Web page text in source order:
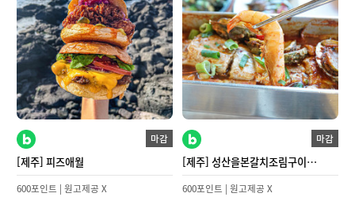
마감
[제주] 피즈애월
600포인트 | 원고제공 X
마감
[제주] 성산을본갈치조림구이
제주성산일출봉점
600포인트 | 원고제공 X